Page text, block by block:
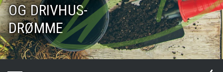
OG DRIVHUS-
DRØMME